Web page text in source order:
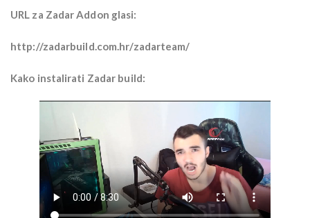
URL za Zadar Addon glasi:
http://zadarbuild.com.hr/zadarteam/
Kako instalirati Zadar build: